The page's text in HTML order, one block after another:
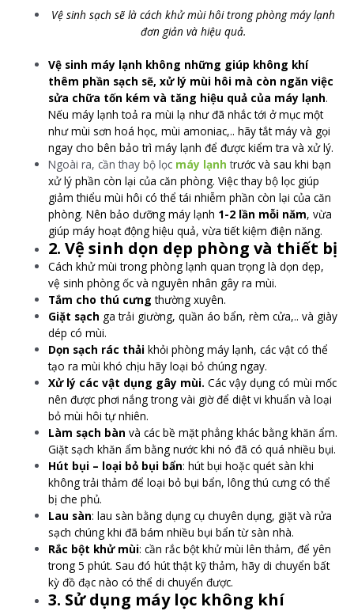
Vệ sinh sạch sẽ là cách khử mùi hôi trong phòng máy lạnh
đơn giản và hiệu quả.
Vệ sinh máy lạnh không những giúp không khí
thêm phần sạch sẽ, xử lý mùi hôi mà còn ngăn việc
sửa chữa tốn kém và tăng hiệu quả của máy lạnh.
Nếu máy lạnh toả ra mùi lạ như đã nhắc tới ở mục một
như mùi sơn hoá học, mùi amoniac,.. hãy tắt máy và gọi
ngay cho bên bảo trì máy lạnh để được kiểm tra và xử lý.
Ngoài ra, cần thay bộ lọc máy lạnh trước và sau khi bạn
xử lý phần còn lại của căn phòng. Việc thay bộ lọc giúp
giảm thiểu mùi hôi có thể tái nhiễm phần còn lại của căn
phòng. Nên bảo dưỡng máy lạnh 1-2 lần mỗi năm, vừa
giúp máy hoạt động hiệu quả, vừa tiết kiệm điện năng.
2. Vệ sinh dọn dẹp phòng và thiết bị
Cách khử mùi trong phòng lạnh quan trọng là dọn dẹp,
vệ sinh phòng ốc và nguyên nhân gây ra mùi.
Tắm cho thú cưng thường xuyên.
Giặt sạch ga trải giường, quần áo bẩn, rèm cửa,.. và giày
dép có mùi.
Dọn sạch rác thải khỏi phòng máy lạnh, các vật có thể
tạo ra mùi khó chịu hãy loại bỏ chúng ngay.
Xử lý các vật dụng gây mùi. Các vậy dụng có mùi mốc
nên được phơi nắng trong vài giờ để diệt vi khuẩn và loại
bỏ mùi hôi tự nhiên.
Làm sạch bàn và các bề mặt phẳng khác bằng khăn ẩm.
Giặt sạch khăn ẩm bằng nước khi nó đã có quá nhiều bụi.
Hút bụi – loại bỏ bụi bẩn: hút bụi hoặc quét sàn khi
không trải thảm để loại bỏ bụi bẩn, lông thú cưng có thể
bị che phủ.
Lau sàn: lau sàn bằng dụng cụ chuyên dụng, giặt và rửa
sạch chúng khi đã bám nhiều bụi bẩn từ sàn nhà.
Rắc bột khử mùi: cần rắc bột khử mùi lên thảm, để yên
trong 5 phút. Sau đó hút thật kỹ thảm, hãy di chuyển bất
kỳ đồ đạc nào có thể di chuyển được.
3. Sử dụng máy lọc không khí